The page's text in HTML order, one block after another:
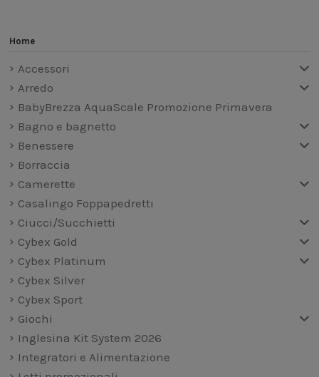
Home
Accessori
Arredo
BabyBrezza AquaScale Promozione Primavera
Bagno e bagnetto
Benessere
Borraccia
Camerette
Casalingo Foppapedretti
Ciucci/Succhietti
Cybex Gold
Cybex Platinum
Cybex Silver
Cybex Sport
Giochi
Inglesina Kit System 2026
Integratori e Alimentazione